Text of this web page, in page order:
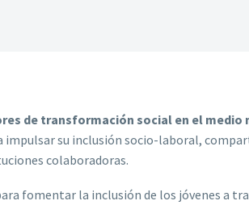
de transformación social en el medio
impulsar su inclusión socio-laboral,
colaboradoras.
fomentar la inclusión de los jóvenes a